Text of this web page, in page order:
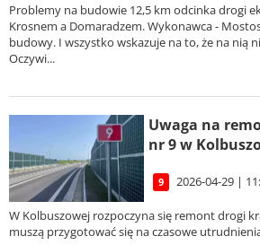
Problemy na budowie 12,5 km odcinka drogi
Krosnem a Domaradzem. Wykonawca -
budowy. I wszystko wskazuje na to, że na nią
Oczywi...
Uwaga na
nr 9 w
9 2026-04-29 |
W Kolbuszowej rozpoczyna się remont drogi
muszą przygotować się na czasowe